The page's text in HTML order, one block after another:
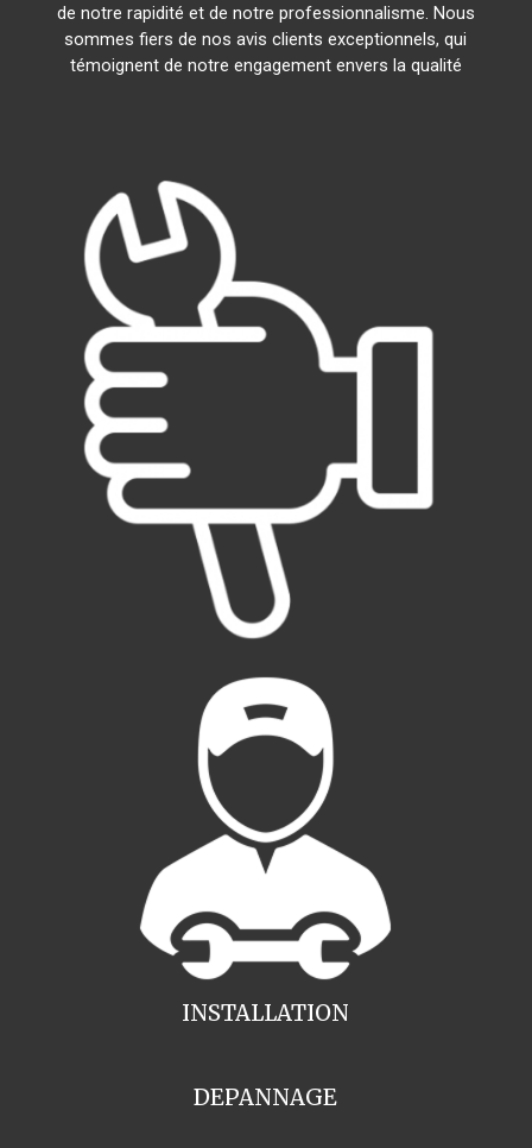
de notre rapidité et de notre professionnalisme. Nous
sommes fiers de nos avis clients exceptionnels, qui
témoignent de notre engagement envers la qualité
INSTALLATION
DEPANNAGE